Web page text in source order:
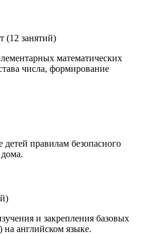
(12 занятий)
математических
числа, формирование
правилам безопасного
и закрепления базовых
английском языке.